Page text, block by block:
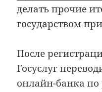
делать прочие
государством
После
Госуслуг
онлайн-банка